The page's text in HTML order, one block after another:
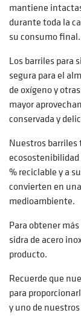
mantiene
durante toda la
su consumo final.
Los barriles para
segura para el
de oxígeno y
mayor
conservada y
Nuestros
ecosostenibilidad
% reciclable y a
convierten en
medioambiente.
Para obtener
sidra de acero
producto.
Recuerde que
para
y uno de